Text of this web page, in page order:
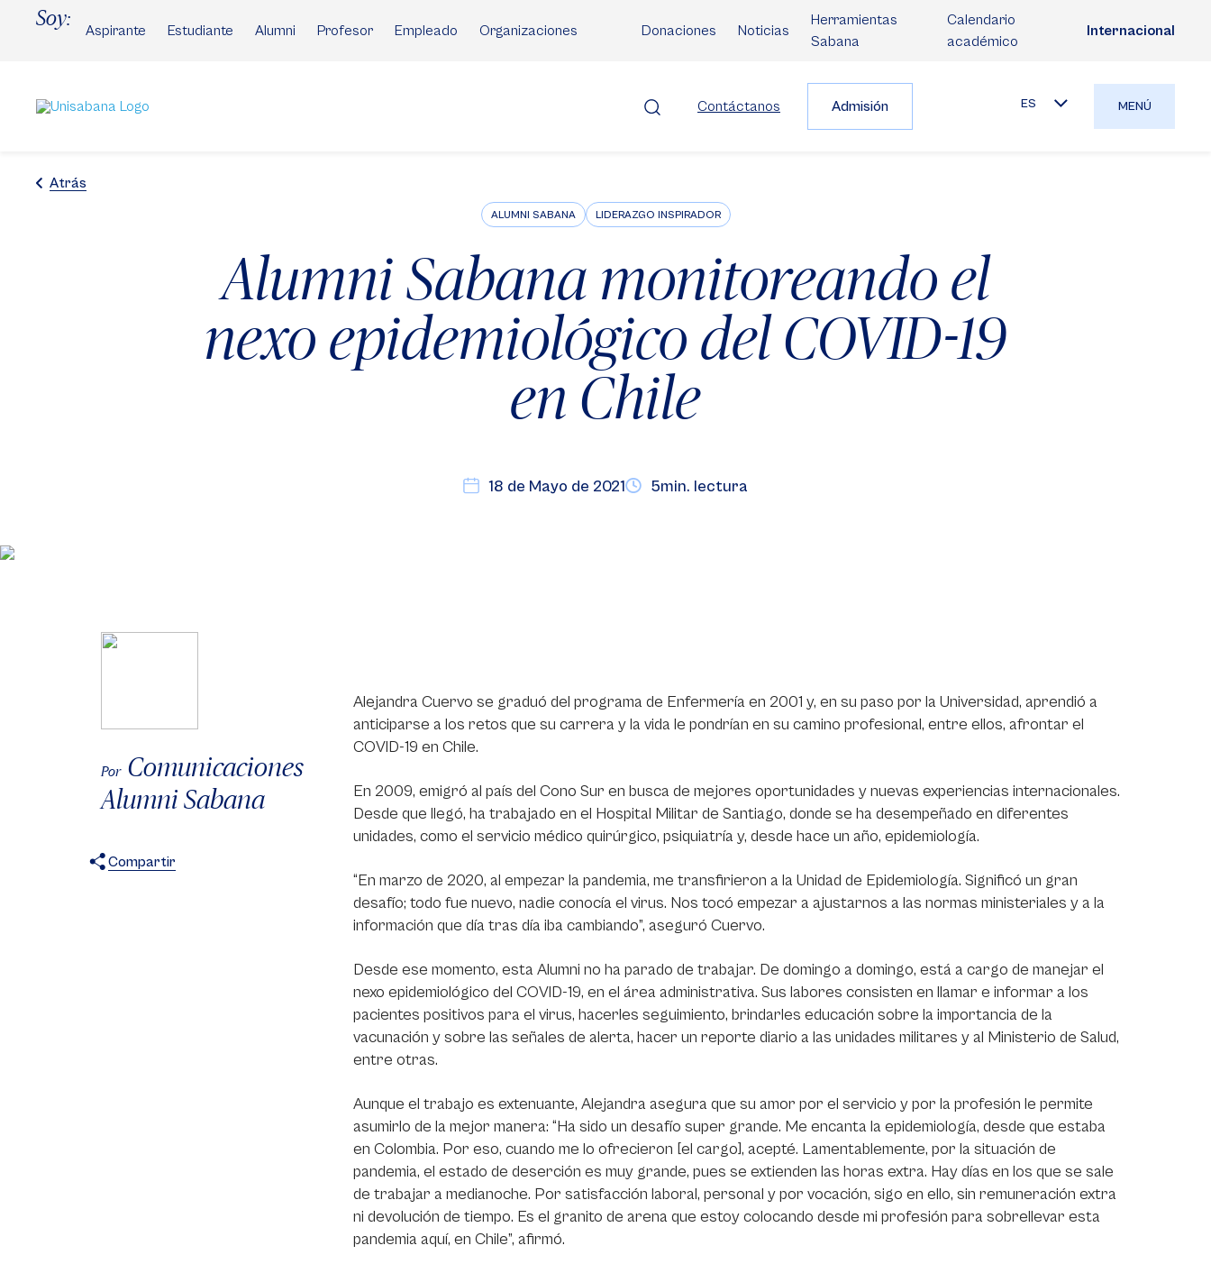
Soy:
Aspirante Estudiante Alumni Profesor Empleado Organizaciones Donaciones Noticias
Herramientas
Sabana
Calendario
académico
Internacional
Contáctanos Admisión ES MENÚ
Atrás
ALUMNI SABANA LIDERAZGO INSPIRADOR
Alumni Sabana monitoreando el
nexo epidemiológico del COVID-19
en Chile
18 de Mayo de 2021 5min. lectura
Por Comunicaciones
Alumni Sabana
Compartir
Alejandra Cuervo se graduó del programa de Enfermería en 2001 y, en su paso por la Universidad, aprendió a
anticiparse a los retos que su carrera y la vida le pondrían en su camino profesional, entre ellos, afrontar el
COVID-19 en Chile.
En 2009, emigró al país del Cono Sur en busca de mejores oportunidades y nuevas experiencias internacionales.
Desde que llegó, ha trabajado en el Hospital Militar de Santiago, donde se ha desempeñado en diferentes
unidades, como el servicio médico quirúrgico, psiquiatría y, desde hace un año, epidemiología.
“En marzo de 2020, al empezar la pandemia, me transfirieron a la Unidad de Epidemiología. Significó un gran
desafío; todo fue nuevo, nadie conocía el virus. Nos tocó empezar a ajustarnos a las normas ministeriales y a la
información que día tras día iba cambiando”, aseguró Cuervo.
Desde ese momento, esta Alumni no ha parado de trabajar. De domingo a domingo, está a cargo de manejar el
nexo epidemiológico del COVID-19, en el área administrativa. Sus labores consisten en llamar e informar a los
pacientes positivos para el virus, hacerles seguimiento, brindarles educación sobre la importancia de la
vacunación y sobre las señales de alerta, hacer un reporte diario a las unidades militares y al Ministerio de Salud,
entre otras.
Aunque el trabajo es extenuante, Alejandra asegura que su amor por el servicio y por la profesión le permite
asumirlo de la mejor manera: “Ha sido un desafío super grande. Me encanta la epidemiología, desde que estaba
en Colombia. Por eso, cuando me lo ofrecieron [el cargo], acepté. Lamentablemente, por la situación de
pandemia, el estado de deserción es muy grande, pues se extienden las horas extra. Hay días en los que se sale
de trabajar a medianoche. Por satisfacción laboral, personal y por vocación, sigo en ello, sin remuneración extra
ni devolución de tiempo. Es el granito de arena que estoy colocando desde mi profesión para sobrellevar esta
pandemia aquí, en Chile”, afirmó.